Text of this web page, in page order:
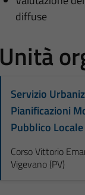
diffuse
Unità
Servizio
Pianificazioni
Pubblico Locale
Corso Vittorio
Vigevano (PV)